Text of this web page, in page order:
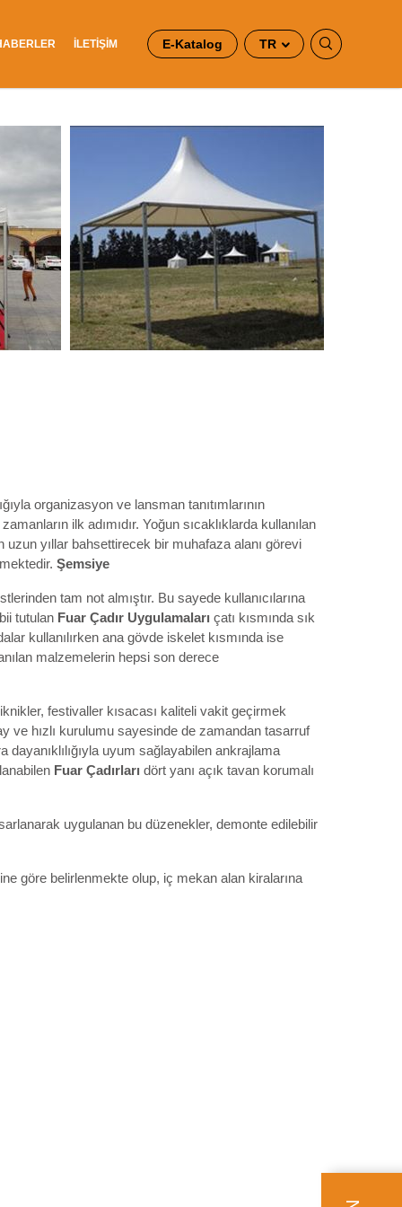
İLETİŞİM E-Katalog TR
organizasyon ve lansman tanıtımlarının
ilk adımıdır. Yoğun sıcaklıklarda kullanılan
uzun yıllar bahsettirecek bir muhafaza alanı görevi
Şemsiye
tam not almıştır. Bu sayede kullanıcılarına
tutulan Fuar Çadır Uygulamaları çatı kısmında sık
kullanılırken ana gövde iskelet kısmında ise
malzemelerin hepsi son derece
festivaller kısacası kaliteli vakit geçirmek
ve hızlı kurulumu sayesinde de zamandan tasarruf
uyum sağlayabilen ankrajlama
Fuar Çadırları dört yanı açık tavan korumalı
uygulanan bu düzenekler, demonte edilebilir
göre belirlenmekte olup, iç mekan alan kiralarına